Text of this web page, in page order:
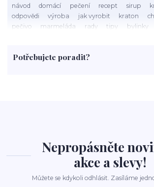
návod
domácí pečení recept sirup
odpovědi
výroba jak vyrobit kraton
pečivo
marmeláda rady tipy bylinky
rohlíky
grilování čaj
Potřebujete poradit?
Nepropásněte
akce a slevy!
Můžete se kdykoli odhlásit. Zasíláme